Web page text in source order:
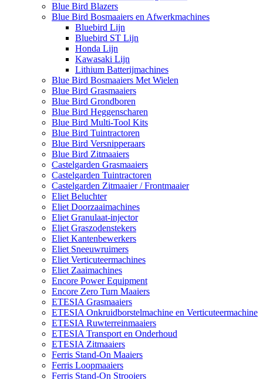
Blue Bird Blazers
Blue Bird Bosmaaiers en Afwerkmachines
Bluebird Lijn
Bluebird ST Lijn
Honda Lijn
Kawasaki Lijn
Lithium Batterijmachines
Blue Bird Bosmaaiers Met Wielen
Blue Bird Grasmaaiers
Blue Bird Grondboren
Blue Bird Heggenscharen
Blue Bird Multi-Tool Kits
Blue Bird Tuintractoren
Blue Bird Versnipperaars
Blue Bird Zitmaaiers
Castelgarden Grasmaaiers
Castelgarden Tuintractoren
Castelgarden Zitmaaier / Frontmaaier
Eliet Beluchter
Eliet Doorzaaimachines
Eliet Granulaat-injector
Eliet Graszodenstekers
Eliet Kantenbewerkers
Eliet Sneeuwruimers
Eliet Verticuteermachines
Eliet Zaaimachines
Encore Power Equipment
Encore Zero Turn Maaiers
ETESIA Grasmaaiers
ETESIA Onkruidborstelmachine en Verticuteermachine
ETESIA Ruwterreinmaaiers
ETESIA Transport en Onderhoud
ETESIA Zitmaaiers
Ferris Stand-On Maaiers
Ferris Loopmaaiers
Ferris Stand-On Strooiers